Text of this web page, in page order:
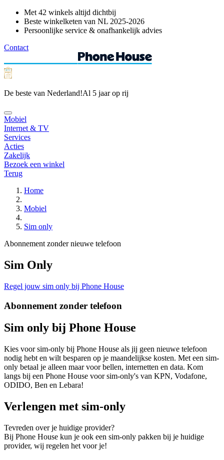
Met 42 winkels altijd dichtbij
Beste winkelketen van NL 2025-2026
Persoonlijke service & onafhankelijk advies
Contact
De beste van Nederland!Al 5 jaar op rij
Mobiel
Internet & TV
Services
Acties
Zakelijk
Bezoek een winkel
Terug
Home
Mobiel
Sim only
Abonnement zonder nieuwe telefoon
Sim Only
Regel jouw sim only bij Phone House
Abonnement zonder telefoon
Sim only bij Phone House
Kies voor sim-only bij Phone House als jij geen nieuwe telefoon
nodig hebt en wilt besparen op je maandelijkse kosten. Met een sim-
only betaal je alleen maar voor bellen, internetten en data. Kom
langs bij een Phone House voor sim-only's van KPN, Vodafone,
ODIDO, Ben en Lebara!
Verlengen met sim-only
Tevreden over je huidige provider?
Bij Phone House kun je ook een sim-only pakken bij je huidige
provider, wij regelen het voor je!